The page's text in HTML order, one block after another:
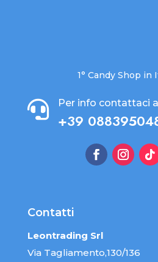
1° Candy Shop
 Per info contattaci al
+39
Contatti
Leontrading Srl
Via Tagliamento,130/136